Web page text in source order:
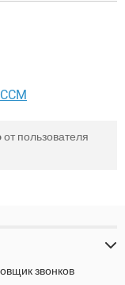
от пользователя
звонков